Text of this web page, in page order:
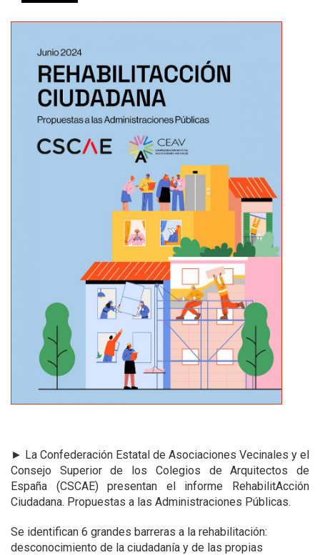
► La Confederación Estatal de Asociaciones Vecinales y el
Consejo Superior de los Colegios de Arquitectos de
España (CSCAE) presentan el informe RehabilitAcción
Ciudadana. Propuestas a las Administraciones Públicas.
Se identifican 6 grandes barreras a la rehabilitación:
desconocimiento de la ciudadanía y de las propias